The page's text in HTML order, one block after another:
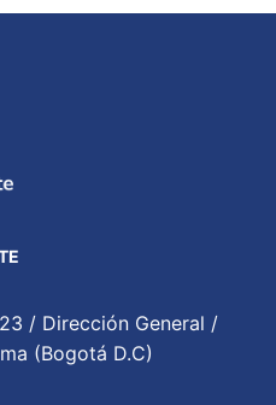
/ Dirección General /
(Bogotá D.C)